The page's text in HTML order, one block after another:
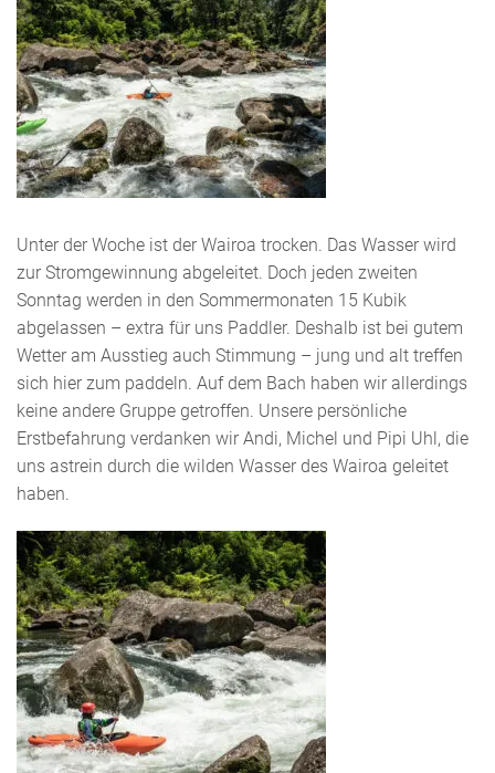
Unter der Woche ist der Wairoa trocken. Das Wasser wird
zur Stromgewinnung abgeleitet. Doch jeden zweiten
Sonntag werden in den Sommermonaten 15 Kubik
abgelassen – extra für uns Paddler. Deshalb ist bei gutem
Wetter am Ausstieg auch Stimmung – jung und alt treffen
sich hier zum paddeln. Auf dem Bach haben wir allerdings
keine andere Gruppe getroffen. Unsere persönliche
Erstbefahrung verdanken wir Andi, Michel und Pipi Uhl, die
uns astrein durch die wilden Wasser des Wairoa geleitet
haben.